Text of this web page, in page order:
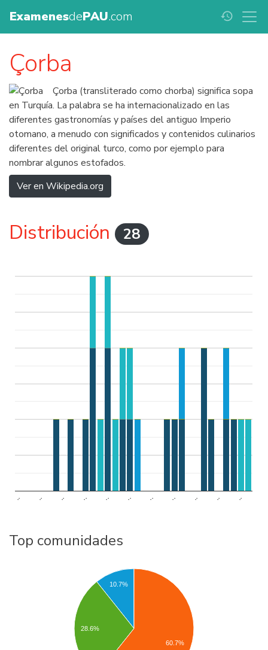
ExamenesdePAU.com history
Çorba
Çorba (transliterado como chorba) significa sopa
en Turquía. La palabra se ha internacionalizado en las
diferentes gastronomías y países del antiguo Imperio
otomano, a menudo con significados y contenidos culinarios
diferentes del original turco, como por ejemplo para
nombrar algunos estofados.
Ver en Wikipedia.org
Distribución 28
.. .. .. .. .. .. .. .. .. .. ..
Top comunidades
10.7%
28.6%
60.7%